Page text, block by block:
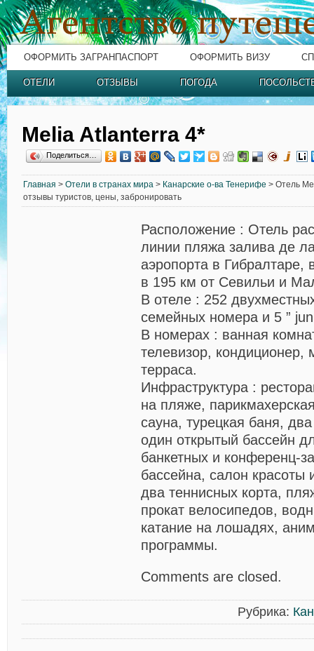
ОФОРМИТЬ ЗАГРАНПАСПОРТ ОФОРМИТЬ ВИЗУ
ОТЕЛИ ОТЗЫВЫ ПОГОДА
Melia Atlanterra 4*
Поделиться…
Главная > Отели в странах мира > Канарские о-ва Тенерифе > Отель
отзывы туристов, цены, забронировать
Расположение : Отель
линии пляжа залива де
аэропорта в Гибралтаре,
в 195 км от Севильи и
В отеле : 252
семейных номера и 5 ”
В номерах : ванная
телевизор,
терраса.
Инфраструктура :
на пляже,
сауна, турецкая баня,
один открытый бассейн
банкетных и конференц-
бассейна, салон красоты
два теннисных корта,
прокат велосипедов,
катание на лошадях,
программы.
Comments are closed.
Рубрика: